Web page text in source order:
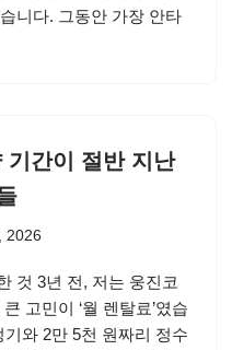
니다. 그동안 가장 안타
기간이 절반 지난
2026
것 3년 전, 저는 웅진코
고민이 ‘월 렌탈료’였습
와 2만 5천 원짜리 정수